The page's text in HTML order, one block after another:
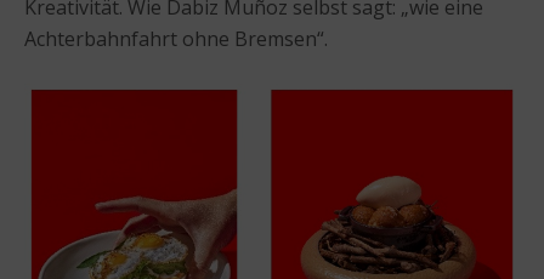
Kreativität. Wie Dabiz Muñoz selbst sagt: „wie eine
Achterbahnfahrt ohne Bremsen“.